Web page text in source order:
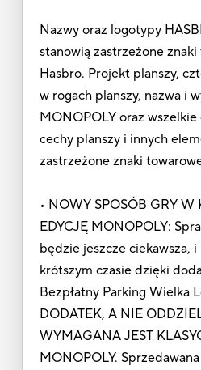
Nazwy oraz logotypy
stanowią zastrzeżone
Hasbro. Projekt planszy,
w rogach planszy, nazwa i
MONOPOLY oraz
cechy planszy i innych
zastrzeżone znaki
• NOWY SPOSÓB GRY W
EDYCJĘ MONOPOLY:
będzie jeszcze ciekawsza,
krótszym czasie dzięki
Bezpłatny Parking Wielka
DODATEK, A NIE
WYMAGANA JEST
MONOPOLY.